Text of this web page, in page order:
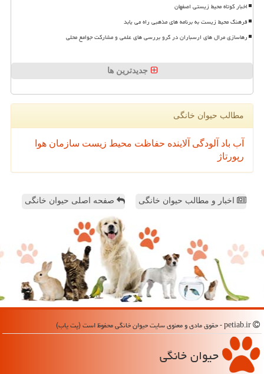
اخبار کوتاه محیط زیستی اصفهان
فرهنگ محیط زیست به برنامه های مذهبی راه می یابد
رهاسازی مرال های ارسباران در گرو بررسی های علمی و مشارکت جوامع محلی
جدیدترین ها
مطالب حیوان خانگی
آب باد آلودگی آلاینده حفاظت محیط زیست سازمان هوا
رپورتاژ
اخبار و مطالب حیوان خانگی صفحه اصلی حیوان خانگی
حیوان خانگی